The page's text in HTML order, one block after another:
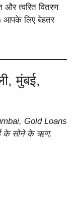
त्वरित वितरण
आपके लिए बेहतर
मुंबई,
Gold Loans
के सोने के ऋण,